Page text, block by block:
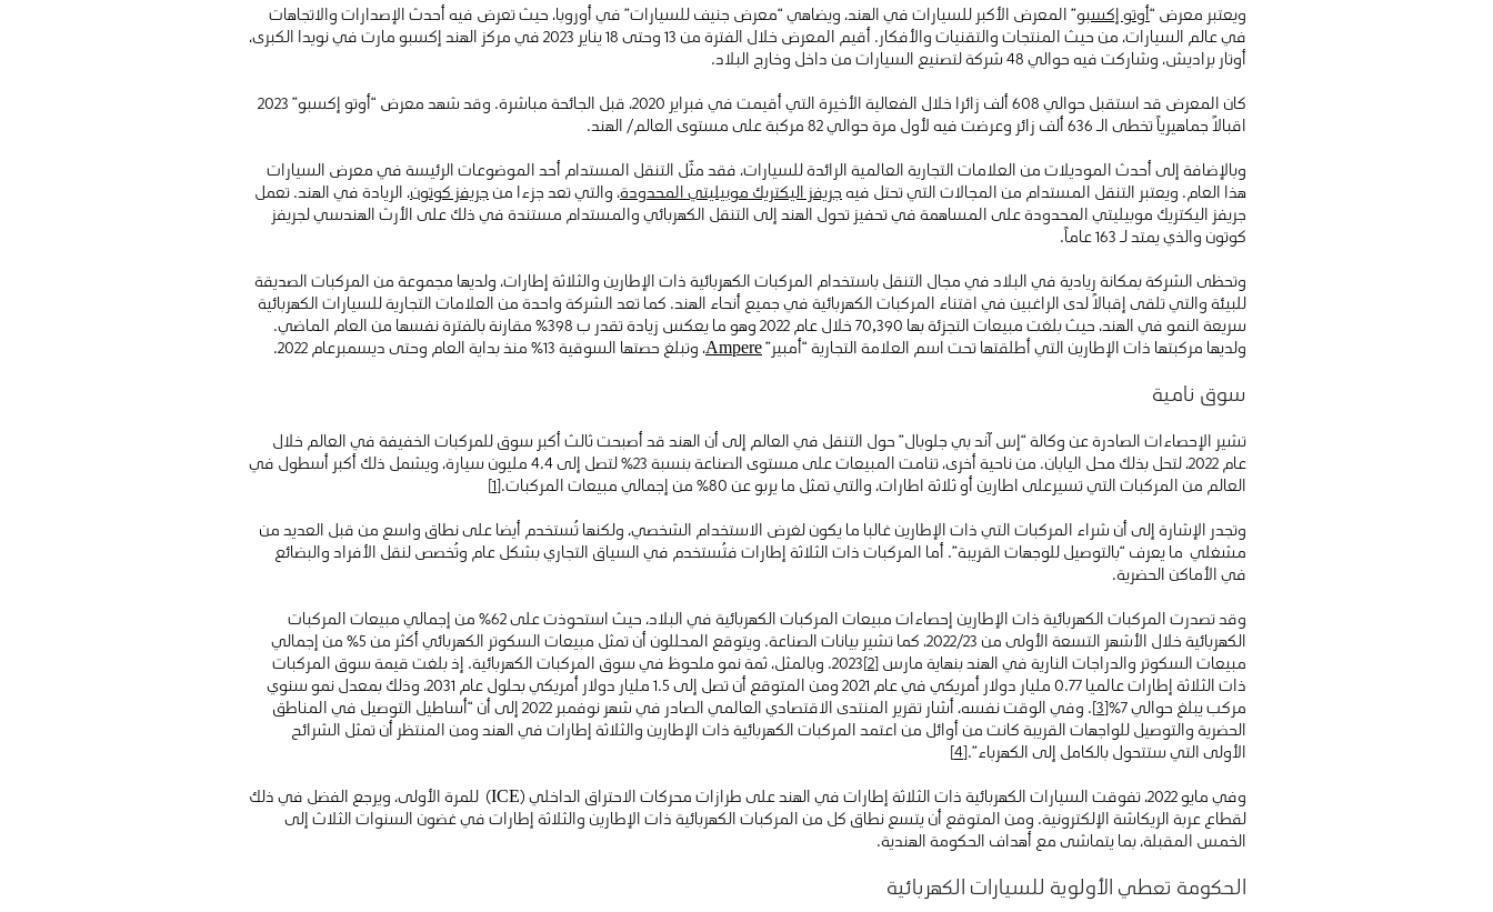
ويعتبر معرض “أوتو إكسبو” المعرض الأكبر للسيارات في الهند، ويضاهي “معرض جنيف للسيارات” في أوروبا، حيث تعرض فيه أحدث الإصدارات والاتجاهات
في عالم السيارات، من حيث المنتجات والتقنيات والأفكار. أقيم المعرض خلال الفترة من 13 وحتى 18 يناير 2023 في مركز الهند إكسبو مارت في نويدا الكبرى،
أوتار براديش، وشاركت فيه حوالي 48 شركة لتصنيع السيارات من داخل وخارج البلاد.
كان المعرض قد استقبل حوالي 608 ألف زائرا خلال الفعالية الأخيرة التي أقيمت في فبراير 2020، قبل الجائحة مباشرة. وقد شهد معرض “أوتو إكسبو” 2023
اقبالاً جماهيرياً تخطى الـ 636 ألف زائر وعرضت فيه لأول مرة حوالي 82 مركبة على مستوى العالم/ الهند.
وبالإضافة إلى أحدث الموديلات من العلامات التجارية العالمية الرائدة للسيارات، فقد مثّل التنقل المستدام أحد الموضوعات الرئيسة في معرض السيارات
هذا العام. ويعتبر التنقل المستدام من المجالات التي تحتل فيهجريفز اليكتريك موبيليتي المحدودة، والتي تعد جزءا من جريفز كوتون، الريادة في الهند. تعمل
جريفز اليكتريك موبيليتي المحدودة على المساهمة في تحفيز تحول الهند إلى التنقل الكهربائي والمستدام مستندة في ذلك على الأرث الهندسي لجريفز
كوتون والذي يمتد لـ 163 عاماً.
وتحظى الشركة بمكانة ريادية في البلاد في مجال التنقل باستخدام المركبات الكهربائية ذات الإطارين والثلاثة إطارات، ولديها مجموعة من المركبات الصديقة
للبيئة والتي تلقى إقبالاً لدى الراغبين في اقتناء المركبات الكهربائية في جميع أنحاء الهند. كما تعد الشركة واحدة من العلامات التجارية للسيارات الكهربائية
سريعة النمو في الهند، حيث بلغت مبيعات التجزئة بها 70,390 خلال عام 2022 وهو ما يعكس زيادة تقدر ب 398٪ مقارنة بالفترة نفسها من العام الماضي.
ولديها مركبتها ذات الإطارين التي أطلقتها تحت اسم العلامة التجارية “أمبير”Ampere، وتبلغ حصتها السوقية 13٪ منذ بداية العام وحتى ديسمبرعام 2022.
سوق نامية
تشير الإحصاءات الصادرة عن وكالة “إس آند بي جلوبال” حول التنقل في العالم إلى أن الهند قد أصبحت ثالث أكبر سوق للمركبات الخفيفة في العالم خلال
عام 2022، لتحل بذلك محل اليابان. من ناحية أخرى، تنامت المبيعات على مستوى الصناعة بنسبة 23٪ لتصل إلى 4.4 مليون سيارة، ويشمل ذلك أكبر أسطول في
العالم من المركبات التي تسيرعلى اطارين أو ثلاثة اطارات، والتي تمثل ما يربو عن 80٪ من إجمالي مبيعات المركبات.
[1]
وتجدر الإشارة إلى أن شراء المركبات التي ذات الإطارين غالبا ما يكون لغرض الاستخدام الشخصي، ولكنها تُستخدم أيضا على نطاق واسع من قبل العديد من
مشغلي ما يعرف “بالتوصيل للوجهات القريبة”. أما المركبات ذات الثلاثة إطارات فتُستخدم في السياق التجاري بشكل عام وتُخصص لنقل الأفراد والبضائع
في الأماكن الحضرية.
وقد تصدرت المركبات الكهربائية ذات الإطارين إحصاءات مبيعات المركبات الكهربائية في البلاد، حيث استحوذت على 62٪ من إجمالي مبيعات المركبات
الكهربائية خلال الأشهر التسعة الأولى من 2022/23، كما تشير بيانات الصناعة. ويتوقع المحللون أن تمثل مبيعات السكوتر الكهربائي أكثر من 5٪ من إجمالي
مبيعات السكوتر والدراجات النارية في الهند بنهاية مارس[2]
2023. وبالمثل، ثمة نمو ملحوظ في سوق المركبات الكهربائية. إذ بلغت قيمة سوق المركبات
ذات الثلاثة إطارات عالميا 0.77 مليار دولار أمريكي في عام 2021 ومن المتوقع أن تصل إلى 1.5 مليار دولار أمريكي بحلول عام 2031، وذلك بمعدل نمو سنوي
مركب يبلغ حوالي 7٪
[3]
. وفي الوقت نفسه، أشار تقرير المنتدى الاقتصادي العالمي الصادر في شهر نوفمبر 2022 إلى أن “أساطيل التوصيل في المناطق
الحضرية والتوصيل للواجهات القريبة كانت من أوائل من اعتمد المركبات الكهربائية ذات الإطارين والثلاثة إطارات في الهند ومن المنتظر أن تمثل الشرائح
الأولى التي ستتحول بالكامل إلى الكهرباء”.[4]
وفي مايو 2022، تفوقت السيارات الكهربائية ذات الثلاثة إطارات في الهند على طرازات محركات الاحتراق الداخلي (ICE) للمرة الأولى، ويرجع الفضل في ذلك
لقطاع عربة الريكاشة الإلكترونية. ومن المتوقع أن يتسع نطاق كل من المركبات الكهربائية ذات الإطارين والثلاثة إطارات في غضون السنوات الثلاث إلى
الخمس المقبلة، بما يتماشى مع أهداف الحكومة الهندية.
الحكومة تعطي الأولوية للسيارات الكهربائية